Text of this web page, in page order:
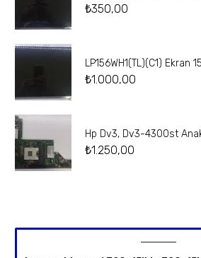
₺350,00
LP156WH1(TL)(C1) Ekran
₺1.000,00
Hp Dv3, Dv3-4300st
₺1.250,00